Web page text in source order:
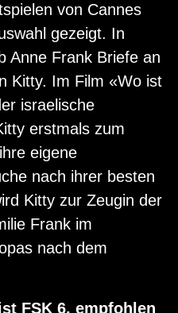
von Cannes
gezeigt. In
Anne Frank Briefe an
Kitty. Im Film «Wo ist
israelische
erstmals zum
eigene
nach ihrer besten
Kitty zur Zeugin der
Frank im
nach dem
FSK 6, empfohlen